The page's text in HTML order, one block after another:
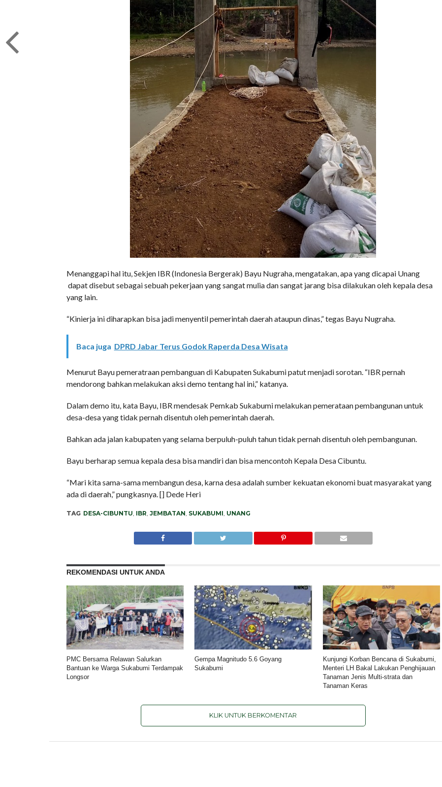
Menanggapi hal itu, Sekjen IBR (Indonesia Bergerak) Bayu Nugraha, mengatakan, apa yang dicapai Unang
dapat disebut sebagai sebuah pekerjaan yang sangat mulia dan sangat jarang bisa dilakukan oleh kepala desa
yang lain.
“Kinierja ini diharapkan bisa jadi menyentil pemerintah daerah ataupun dinas,” tegas Bayu Nugraha.
Baca juga DPRD Jabar Terus Godok Raperda Desa Wisata
Menurut Bayu pemeratraan pembanguan di Kabupaten Sukabumi patut menjadi sorotan. “IBR pernah
mendorong bahkan melakukan aksi demo tentang hal ini,” katanya.
Dalam demo itu, kata Bayu, IBR mendesak Pemkab Sukabumi melakukan pemerataan pembangunan untuk
desa-desa yang tidak pernah disentuh oleh pemerintah daerah.
Bahkan ada jalan kabupaten yang selama berpuluh-puluh tahun tidak pernah disentuh oleh pembangunan.
Bayu berharap semua kepala desa bisa mandiri dan bisa mencontoh Kepala Desa Cibuntu.
“Mari kita sama-sama membangun desa, karna desa adalah sumber kekuatan ekonomi buat masyarakat yang
ada di daerah,” pungkasnya. [] Dede Heri
TAG DESA-CIBUNTU, IBR, JEMBATAN, SUKABUMI, UNANG
REKOMENDASI UNTUK ANDA
PMC Bersama Relawan Salurkan
Bantuan ke Warga Sukabumi Terdampak
Longsor
Gempa Magnitudo 5.6 Goyang
Sukabumi
Kunjungi Korban Bencana di Sukabumi,
Menteri LH Bakal Lakukan Penghijauan
Tanaman Jenis Multi-strata dan
Tanaman Keras
KLIK UNTUK BERKOMENTAR